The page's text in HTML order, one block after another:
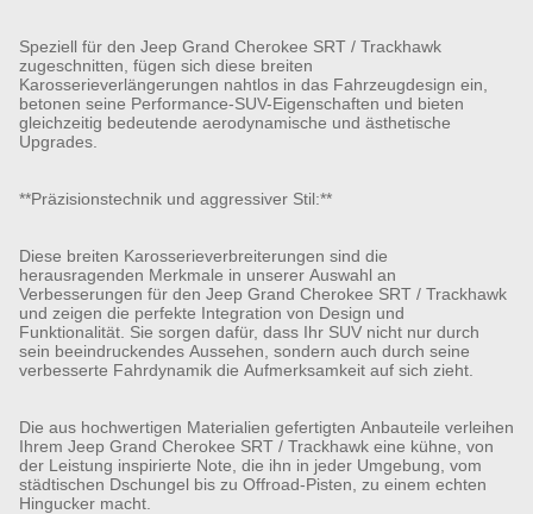
Speziell für den Jeep Grand Cherokee SRT / Trackhawk
zugeschnitten, fügen sich diese breiten
Karosserieverlängerungen nahtlos in das Fahrzeugdesign ein,
betonen seine Performance-SUV-Eigenschaften und bieten
gleichzeitig bedeutende aerodynamische und ästhetische
Upgrades.
**Präzisionstechnik und aggressiver Stil:**
Diese breiten Karosserieverbreiterungen sind die
herausragenden Merkmale in unserer Auswahl an
Verbesserungen für den Jeep Grand Cherokee SRT / Trackhawk
und zeigen die perfekte Integration von Design und
Funktionalität. Sie sorgen dafür, dass Ihr SUV nicht nur durch
sein beeindruckendes Aussehen, sondern auch durch seine
verbesserte Fahrdynamik die Aufmerksamkeit auf sich zieht.
Die aus hochwertigen Materialien gefertigten Anbauteile verleihen
Ihrem Jeep Grand Cherokee SRT / Trackhawk eine kühne, von
der Leistung inspirierte Note, die ihn in jeder Umgebung, vom
städtischen Dschungel bis zu Offroad-Pisten, zu einem echten
Hingucker macht.